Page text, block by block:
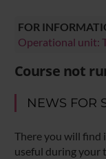
FOR
Operational unit:
Course not
NEWS FOR
There you will find
useful during your